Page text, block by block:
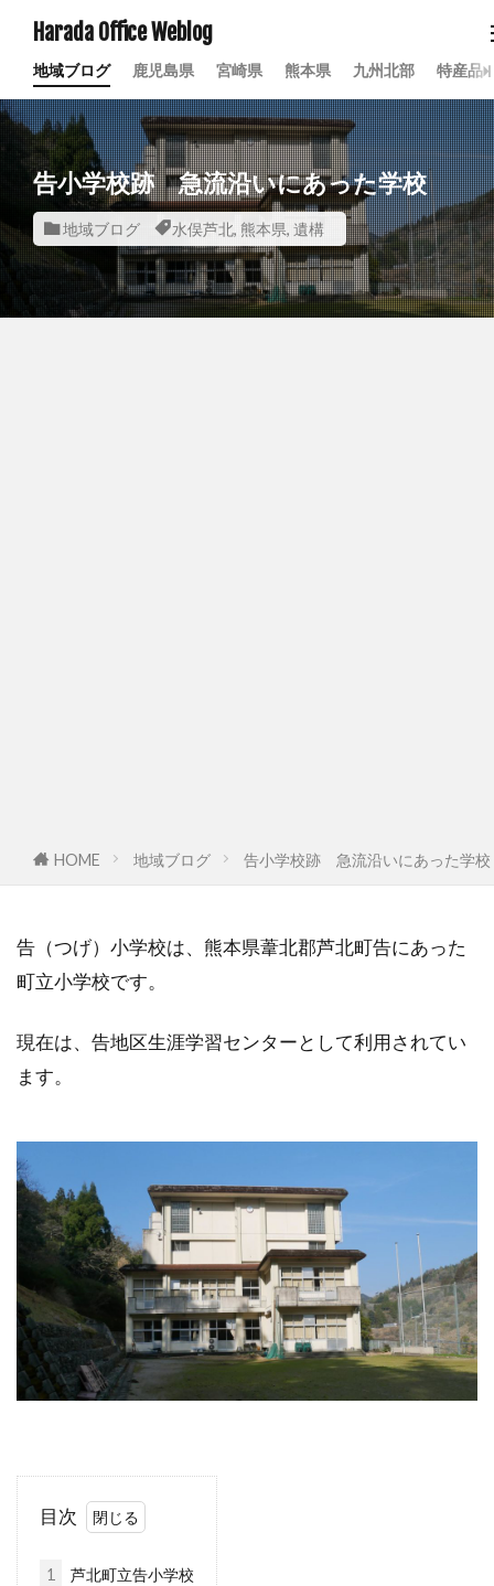
Harada Office Weblog
地域ブログ 鹿児島県 宮崎県 熊本県 九州北部 特産品
告小学校跡 急流沿いにあった学校
地域ブログ 水俣芦北, 熊本県, 遺構
HOME 地域ブログ 告小学校跡 急流沿いにあった学校
告（つげ）小学校は、熊本県葦北郡芦北町告にあった
町立小学校です。
現在は、告地区生涯学習センターとして利用されてい
ます。
目次
1 芦北町立告小学校